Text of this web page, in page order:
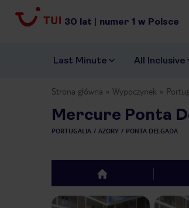
30 lat | numer 1 w Polsce
Last Minute All Inclusive
Strona główna Wypoczynek
Mercure Ponta
PORTUGALIA AZORY PONTA DELGADA
top
Previous slide